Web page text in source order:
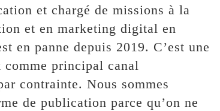
et chargé de missions à la
et en marketing digital en
en panne depuis 2019. C’est une
principal canal
contrainte. Nous sommes
de publication parce qu’on ne